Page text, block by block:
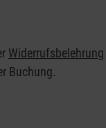
Widerrufsbelehrung
Buchung.